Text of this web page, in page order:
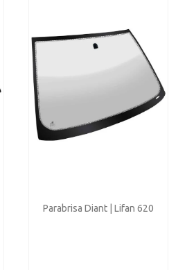
Parabrisa Diant | Lifan 620